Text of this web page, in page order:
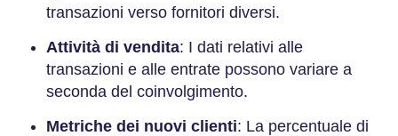
transazioni verso fornitori diversi.
Attività di vendita: I dati relativi alle
transazioni e alle entrate possono variare a
seconda del coinvolgimento.
Metriche dei nuovi clienti: La percentuale di